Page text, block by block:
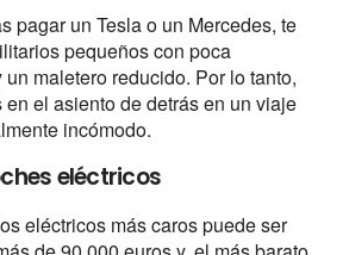
pagar un Tesla o un Mercedes, te
pequeños con poca
maletero reducido. Por lo tanto,
el asiento de detrás en un viaje
incómodo.
eléctricos
eléctricos más caros puede ser